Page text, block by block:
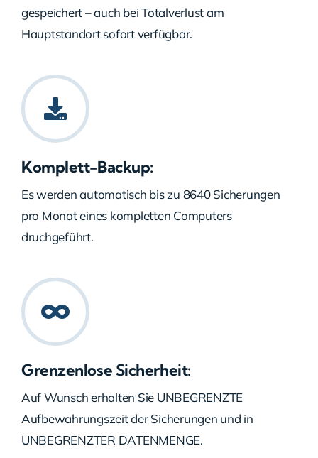
gespeichert – auch bei Totalverlust am
Hauptstandort sofort verfügbar.
Komplett-Backup:
Es werden automatisch bis zu 8640 Sicherungen
pro Monat eines kompletten Computers
druchgeführt.
Grenzenlose Sicherheit:
Auf Wunsch erhalten Sie UNBEGRENZTE
Aufbewahrungszeit der Sicherungen und in
UNBEGRENZTER DATENMENGE.